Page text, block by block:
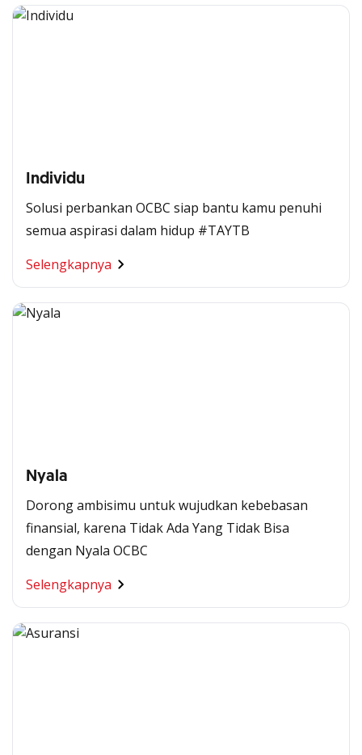
Individu
Solusi perbankan OCBC siap bantu kamu penuhi
semua aspirasi dalam hidup #TAYTB
Selengkapnya
Nyala
Dorong ambisimu untuk wujudkan kebebasan
finansial, karena Tidak Ada Yang Tidak Bisa
dengan Nyala OCBC
Selengkapnya